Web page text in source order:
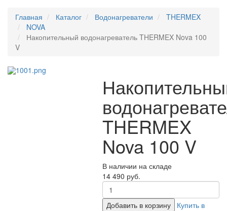
Главная Каталог Водонагреватели
THERMEX
NOVA
Накопительный водонагреватель THERMEX Nova 100
V
THERMEX
Nova 100 V
В наличии на складе
14 490 руб.
Добавить в корзину
Купить в